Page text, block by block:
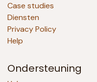
Case studies
Diensten
Privacy Policy
Help
Ondersteuning